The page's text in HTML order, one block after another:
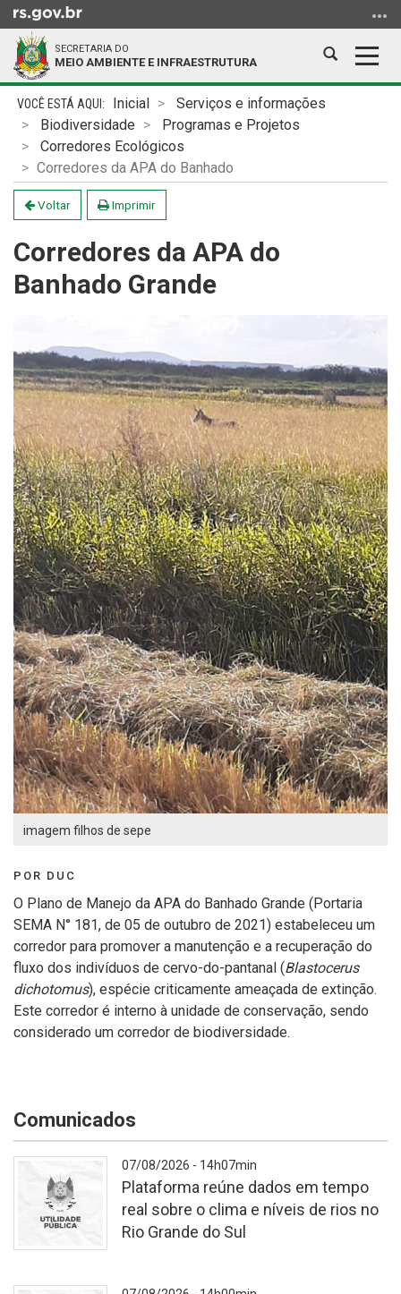
para
conteúdo
para
busca
SECRETARIA DO
MEIO AMBIENTE E INFRAESTRUTURA
Abrir
busca
Início
conteúdo
Inicial
Serviços e informações
Biodiversidade
Programas e Projetos
Corredores Ecológicos
Corredores da APA do Banhado
Voltar Imprimir
Corredores da APA do
Banhado Grande
imagem filhos de sepe
POR DUC
O Plano de Manejo da APA do Banhado Grande (Portaria
SEMA N° 181, de 05 de outubro de 2021) estabeleceu um
corredor para promover a manutenção e a recuperação do
fluxo dos indivíduos de cervo-do-pantanal (Blastocerus
dichotomus), espécie criticamente ameaçada de extinção.
Este corredor é interno à unidade de conservação, sendo
considerado um corredor de biodiversidade.
Comunicados
-
07/08/2026 - 14h07min
Plataforma reúne dados em tempo
real sobre o clima e níveis de rios no
Rio Grande do Sul